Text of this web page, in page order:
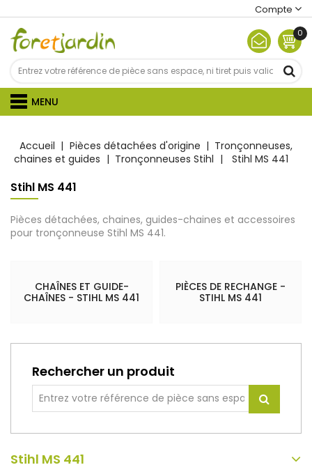
Compte
0
MENU
Accueil Pièces détachées d'origine
Tronçonneuses,
chaines et guides
Tronçonneuses Stihl Stihl MS 441
Stihl MS 441
Pièces détachées, chaines, guides-chaines et accessoires
pour tronçonneuse Stihl MS 441.
CHAÎNES ET GUIDE-
CHAÎNES - STIHL MS 441
PIÈCES DE RECHANGE -
STIHL MS 441
Rechercher un produit
Stihl MS 441